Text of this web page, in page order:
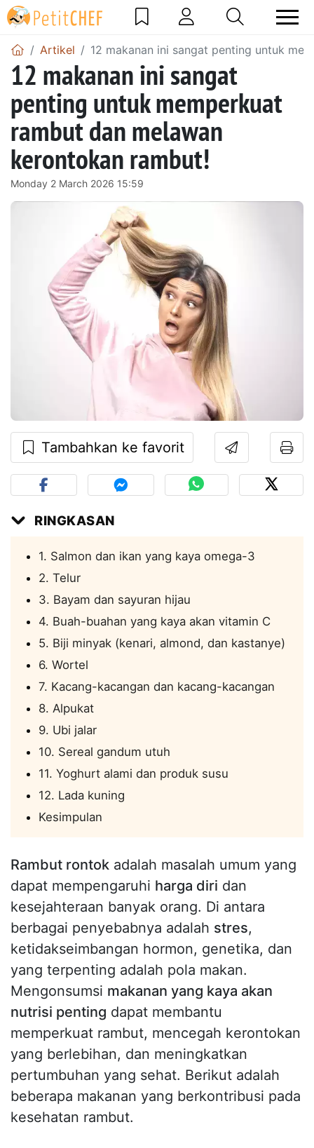
Artikel 12 makanan ini sangat penting untuk
12 makanan ini sangat
penting untuk memperkuat
rambut dan melawan
kerontokan rambut!
Monday 2 March 2026 15:59
Tambahkan ke favorit
RINGKASAN
1. Salmon dan ikan yang kaya omega-3
2. Telur
3. Bayam dan sayuran hijau
4. Buah-buahan yang kaya akan vitamin C
5. Biji minyak (kenari, almond, dan kastanye)
6. Wortel
7. Kacang-kacangan dan kacang-kacangan
8. Alpukat
9. Ubi jalar
10. Sereal gandum utuh
11. Yoghurt alami dan produk susu
12. Lada kuning
Kesimpulan
Rambut rontok adalah masalah umum yang
dapat mempengaruhi harga diri dan
kesejahteraan banyak orang. Di antara
berbagai penyebabnya adalah stres,
ketidakseimbangan hormon, genetika, dan
yang terpenting adalah pola makan.
Mengonsumsi makanan yang kaya akan
nutrisi penting dapat membantu
memperkuat rambut, mencegah kerontokan
yang berlebihan, dan meningkatkan
pertumbuhan yang sehat. Berikut adalah
beberapa makanan yang berkontribusi pada
kesehatan rambut.